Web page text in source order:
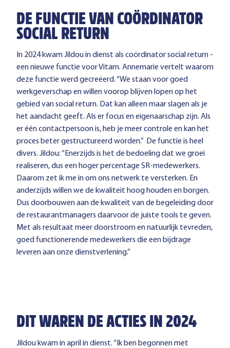
DE FUNCTIE VAN COÖRDINATOR
SOCIAL RETURN
In 2024 kwam Jildou in dienst als coördinator social return -
een nieuwe functie voor Vitam. Annemarie vertelt waarom
deze functie werd gecreëerd. “We staan voor goed
werkgeverschap en willen voorop blijven lopen op het
gebied van social return. Dat kan alleen maar slagen als je
het aandacht geeft. Als er focus en eigenaarschap zijn. Als
er één contactpersoon is, heb je meer controle en kan het
proces beter gestructureerd worden.” De functie is heel
divers. Jildou: “Enerzijds is het de bedoeling dat we groei
realiseren, dus een hoger percentage SR-medewerkers.
Daarom zet ik me in om ons netwerk te versterken. En
anderzijds willen we de kwaliteit hoog houden en borgen.
Dus doorbouwen aan de kwaliteit van de begeleiding door
de restaurantmanagers daarvoor de juiste tools te geven.
Met als resultaat meer doorstroom en natuurlijk tevreden,
goed functionerende medewerkers die een bijdrage
leveren aan onze dienstverlening.”
DIT WAREN DE ACTIES IN 2024
Jildou kwam in april in dienst. “Ik ben begonnen met